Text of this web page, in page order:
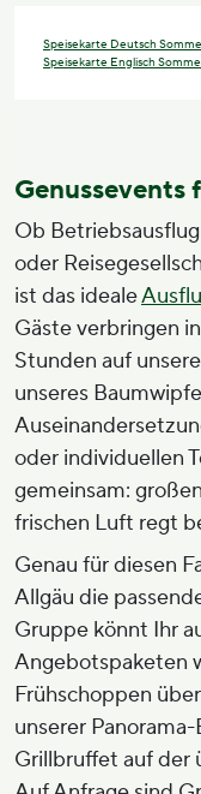
Speisekarte Deutsch
Speisekarte Englisch
Genussevents
Ob
oder
ist das ideale
Gäste verbringen
Stunden auf
unseres
oder individuellen
gemeinsam:
frischen Luft regt
Genau für diesen
Allgäu die
Gruppe könnt Ihr
Angebotspaketen
Frühschoppen
unserer
Grillbruffet auf der